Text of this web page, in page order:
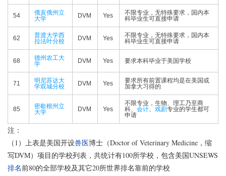
54
俄亥俄州立
大学
DVM Yes
不限专业，无特殊要求，国内本
科毕业生可直接申请
62
普渡大学西
拉法叶分校
DVM Yes
不限专业，无特殊要求，国内本
科毕业生可直接申请
68
德州农工大
学
DVM Yes 要求本科毕业于美国学校
71
明尼苏达大
学双城分校
DVM Yes
要求所有前置课程均是在美国或
加拿大习得的
85
密歇根州立
大学
DVM Yes
不限专业，生物、理工乃至商
科、 会计、 戏剧专业的学生都可
申请
注：
（1）上表是美国开设兽医博士（Doctor of Veterinary Medicine，缩
写DVM）项目的学校列表，共统计有100所学校，包含美国UNSEWS
排名前80的全部学校及其它20所世界排名靠前的学校